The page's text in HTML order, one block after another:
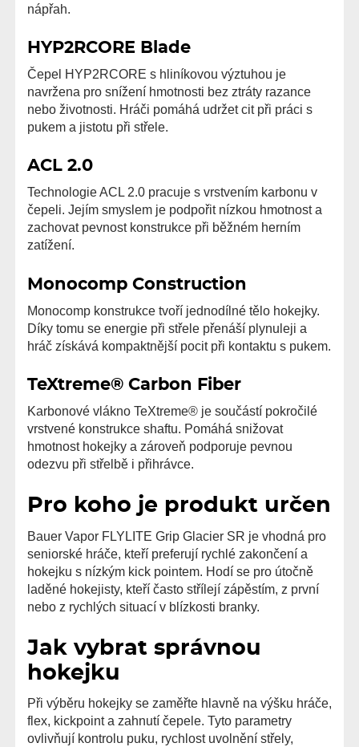
nápřah.
HYP2RCORE Blade
Čepel HYP2RCORE s hliníkovou výztuhou je
navržena pro snížení hmotnosti bez ztráty razance
nebo životnosti. Hráči pomáhá udržet cit při práci s
pukem a jistotu při střele.
ACL 2.0
Technologie ACL 2.0 pracuje s vrstvením karbonu v
čepeli. Jejím smyslem je podpořit nízkou hmotnost a
zachovat pevnost konstrukce při běžném herním
zatížení.
Monocomp Construction
Monocomp konstrukce tvoří jednodílné tělo hokejky.
Díky tomu se energie při střele přenáší plynuleji a
hráč získává kompaktnější pocit při kontaktu s pukem.
TeXtreme® Carbon Fiber
Karbonové vlákno TeXtreme® je součástí pokročilé
vrstvené konstrukce shaftu. Pomáhá snižovat
hmotnost hokejky a zároveň podporuje pevnou
odezvu při střelbě i přihrávce.
Pro koho je produkt určen
Bauer Vapor FLYLITE Grip Glacier SR je vhodná pro
seniorské hráče, kteří preferují rychlé zakončení a
hokejku s nízkým kick pointem. Hodí se pro útočně
laděné hokejisty, kteří často střílejí zápěstím, z první
nebo z rychlých situací v blízkosti branky.
Jak vybrat správnou
hokejku
Při výběru hokejky se zaměřte hlavně na výšku hráče,
flex, kickpoint a zahnutí čepele. Tyto parametry
ovlivňují kontrolu puku, rychlost uvolnění střely,